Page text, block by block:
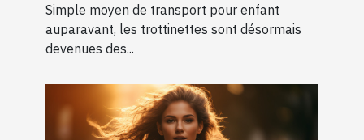
Simple moyen de transport pour enfant
auparavant, les trottinettes sont désormais
devenues des...